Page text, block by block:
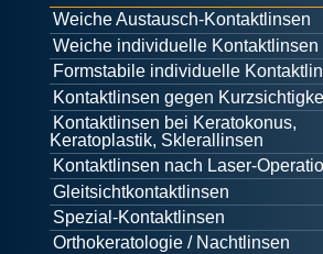
Weiche Austausch-Kontaktlinsen
Weiche individuelle Kontaktlinsen
Formstabile individuelle
Kontaktlinsen gegen
Kontaktlinsen bei Keratokonus,
Keratoplastik, Sklerallinsen
Kontaktlinsen nach Laser-
Gleitsichtkontaktlinsen
Spezial-Kontaktlinsen
Orthokeratologie / Nachtlinsen